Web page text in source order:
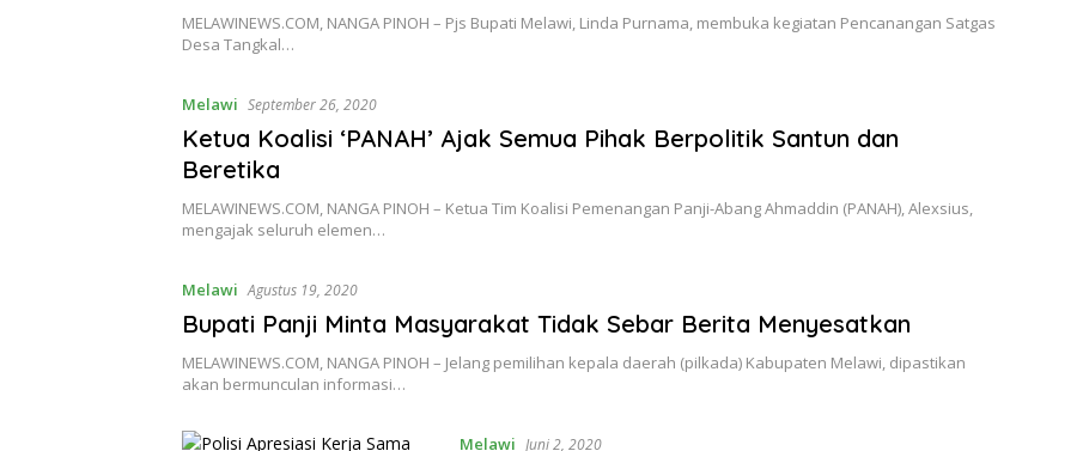
MELAWINEWS.COM, NANGA PINOH – Pjs Bupati Melawi, Linda Purnama, membuka kegiatan Pencanangan Satgas
Desa Tangkal…
Melawi September 26, 2020
Ketua Koalisi ‘PANAH’ Ajak Semua Pihak Berpolitik Santun dan
Beretika
MELAWINEWS.COM, NANGA PINOH – Ketua Tim Koalisi Pemenangan Panji-Abang Ahmaddin (PANAH), Alexsius,
mengajak seluruh elemen…
Melawi Agustus 19, 2020
Bupati Panji Minta Masyarakat Tidak Sebar Berita Menyesatkan
MELAWINEWS.COM, NANGA PINOH – Jelang pemilihan kepala daerah (pilkada) Kabupaten Melawi, dipastikan
akan bermunculan informasi…
Melawi Juni 2, 2020